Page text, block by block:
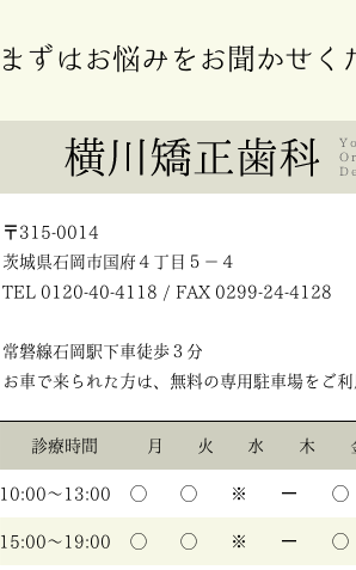
まずはお悩みをお聞かせく
〒315-0014
茨城県石岡市国府４丁目５－４
TEL 0120-40-4118 / FAX 0299-24-4128
常磐線石岡駅下車徒歩３分
お車で来られた方は、無料の専用駐車場をご利
診療時間 月 火 水 木
10:00〜13:00 ◯ ◯ ※ ー ◯
15:00〜19:00 ◯ ◯ ※ ー ◯